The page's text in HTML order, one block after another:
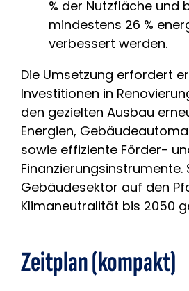
% der Nutzfläche und
mindestens 26 %
verbessert werden.
Die Umsetzung erfordert
Investitionen in
den gezielten Ausbau
Energien,
sowie effiziente Förder-
Finanzierungsinstrumente.
Gebäudesektor auf den
Klimaneutralität bis 2050
Zeitplan (kompakt)